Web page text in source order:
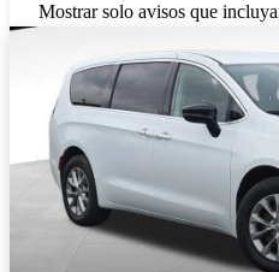
Mostrar solo avisos que